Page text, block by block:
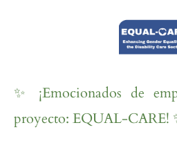
✨ ¡Emocionados de
proyecto: EQUAL-CARE!